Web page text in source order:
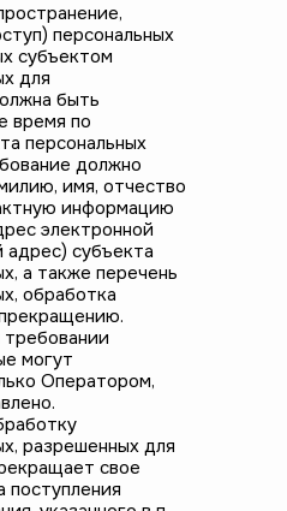
персональных
субъектом
для
быть
время по
персональных
должно
имя, отчество
информацию
электронной
субъекта
а также перечень
обработка
могут
Оператором,
разрешенных для
свое
поступления